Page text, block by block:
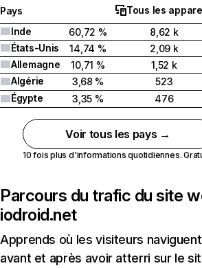
Pays
Tous les
Inde
60,72 %
8,62 k
États-Unis
14,74 %
2,09 k
Allemagne
10,71 %
1,52 k
Algérie
3,68 %
523
Égypte
3,35 % 476
Voir tous les pays →
10 fois plus d'informations quotidiennes.
Parcours du trafic du site
iodroid.net
Apprends où les visiteurs naviguent
avant et après avoir atterri sur le